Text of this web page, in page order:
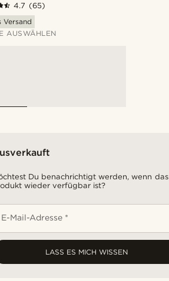
4.7 (65)
Versand
AUSWÄHLEN
Du benachrichtigt werden, wenn das
wieder verfügbar ist?
E-Mail-Adresse *
LASS ES MICH WISSEN